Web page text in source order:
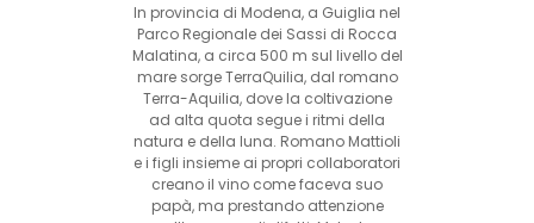
In provincia di Modena, a Guiglia nel
Parco Regionale dei Sassi di Rocca
Malatina, a circa 500 m sul livello del
mare sorge TerraQuilia, dal romano
Terra-Aquilia, dove la coltivazione
ad alta quota segue i ritmi della
natura e della luna. Romano Mattioli
e i figli insieme ai propri collaboratori
creano il vino come faceva suo
papà, ma prestando attenzione